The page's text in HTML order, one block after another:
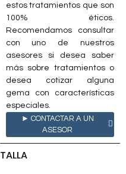
estos tratamientos que son
100% éticos.
Recomendamos consultar
con uno de nuestros
asesores si desea saber
más sobre tratamientos o
desea cotizar alguna
gema con características
especiales.
► CONTACTAR A UN
ASESOR
TALLA